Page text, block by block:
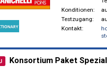
Konsortium Giacoma/
und